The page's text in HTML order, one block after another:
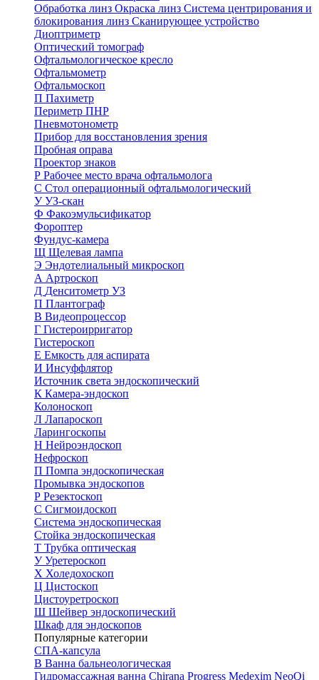
Обработка линз Окраска линз Система центрирования и
блокирования линз Сканирующее устройство
Диоптриметр
Оптический томограф
Офтальмологическое кресло
Офтальмометр
Офтальмоскоп
П Пахиметр
Периметр ПНР
Пневмотонометр
Прибор для восстановления зрения
Пробная оправа
Проектор знаков
Р Рабочее место врача офтальмолога
С Стол операционный офтальмологический
УУЗ-скан
Ф Факоэмульсификатор
Фороптер
Фундус-камера
Щ Щелевая лампа
Э Эндотелиальный микроскоп
А Артроскоп
Д Денситометр УЗ
П Плантограф
В Видеопроцессор
Г Гистероирригатор
Гистероскоп
Е Емкость для аспирата
И Инсуффлятор
Источник света эндоскопический
К Камера-эндоскоп
Колоноскоп
Л Лапароскоп
Ларингоскопы
Н Нейроэндоскоп
Нефроскоп
П Помпа эндоскопическая
Промывка эндоскопов
Р Резектоскоп
С Сигмоидоскоп
Система эндоскопическая
Стойка эндоскопическая
Т Трубка оптическая
УУретероскоп
Х Холедохоскоп
Ц Цистоскоп
Цистоуретроскоп
Ш Шейвер эндоскопический
Шкаф для эндоскопов
Популярные категории
СПА-капсула
В Ванна бальнеологическая
Гидромассажная ванна Chirana Progress Medexim NeoQi